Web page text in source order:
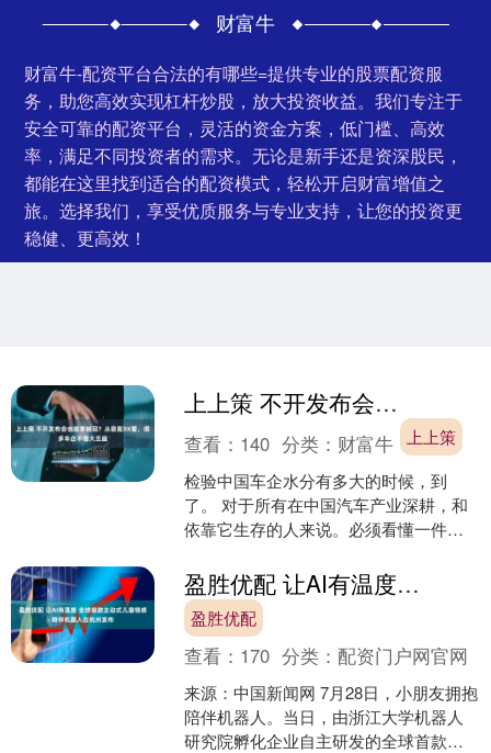
财富牛
财富牛-配资平台合法的有哪些=提供专业的股票配资服
务，助您高效实现杠杆炒股，放大投资收益。我们专注于
安全可靠的配资平台，灵活的资金方案，低门槛、高效
率，满足不同投资者的需求。无论是新手还是资深股民，
都能在这里找到适合的配资模式，轻松开启财富增值之
旅。选择我们，享受优质服务与专业支持，让您的投资更
稳健、更高效！
上上策 不开发布会也能拿销冠？从极氪9X看，很多车企不懂大五座
上上策
查看： 140 分类： 财富牛
检验中国车企水分有多大的时候，到
了。 对于所有在中国汽车产业深耕，和
依靠它生存的人来说。必须看懂一件
点，甚至是接下来3-5....
盈胜优配 让AI有温度 全球首款主动式儿童情感陪伴机器人在杭州发布
盈胜优配
查看： 170 分类：配资门户网官网
来源：中国新闻网 7月28日，小朋友拥抱
陪伴机器人。当日，由浙江大学机器人
研究院孵化企业自主研发的全球首款主